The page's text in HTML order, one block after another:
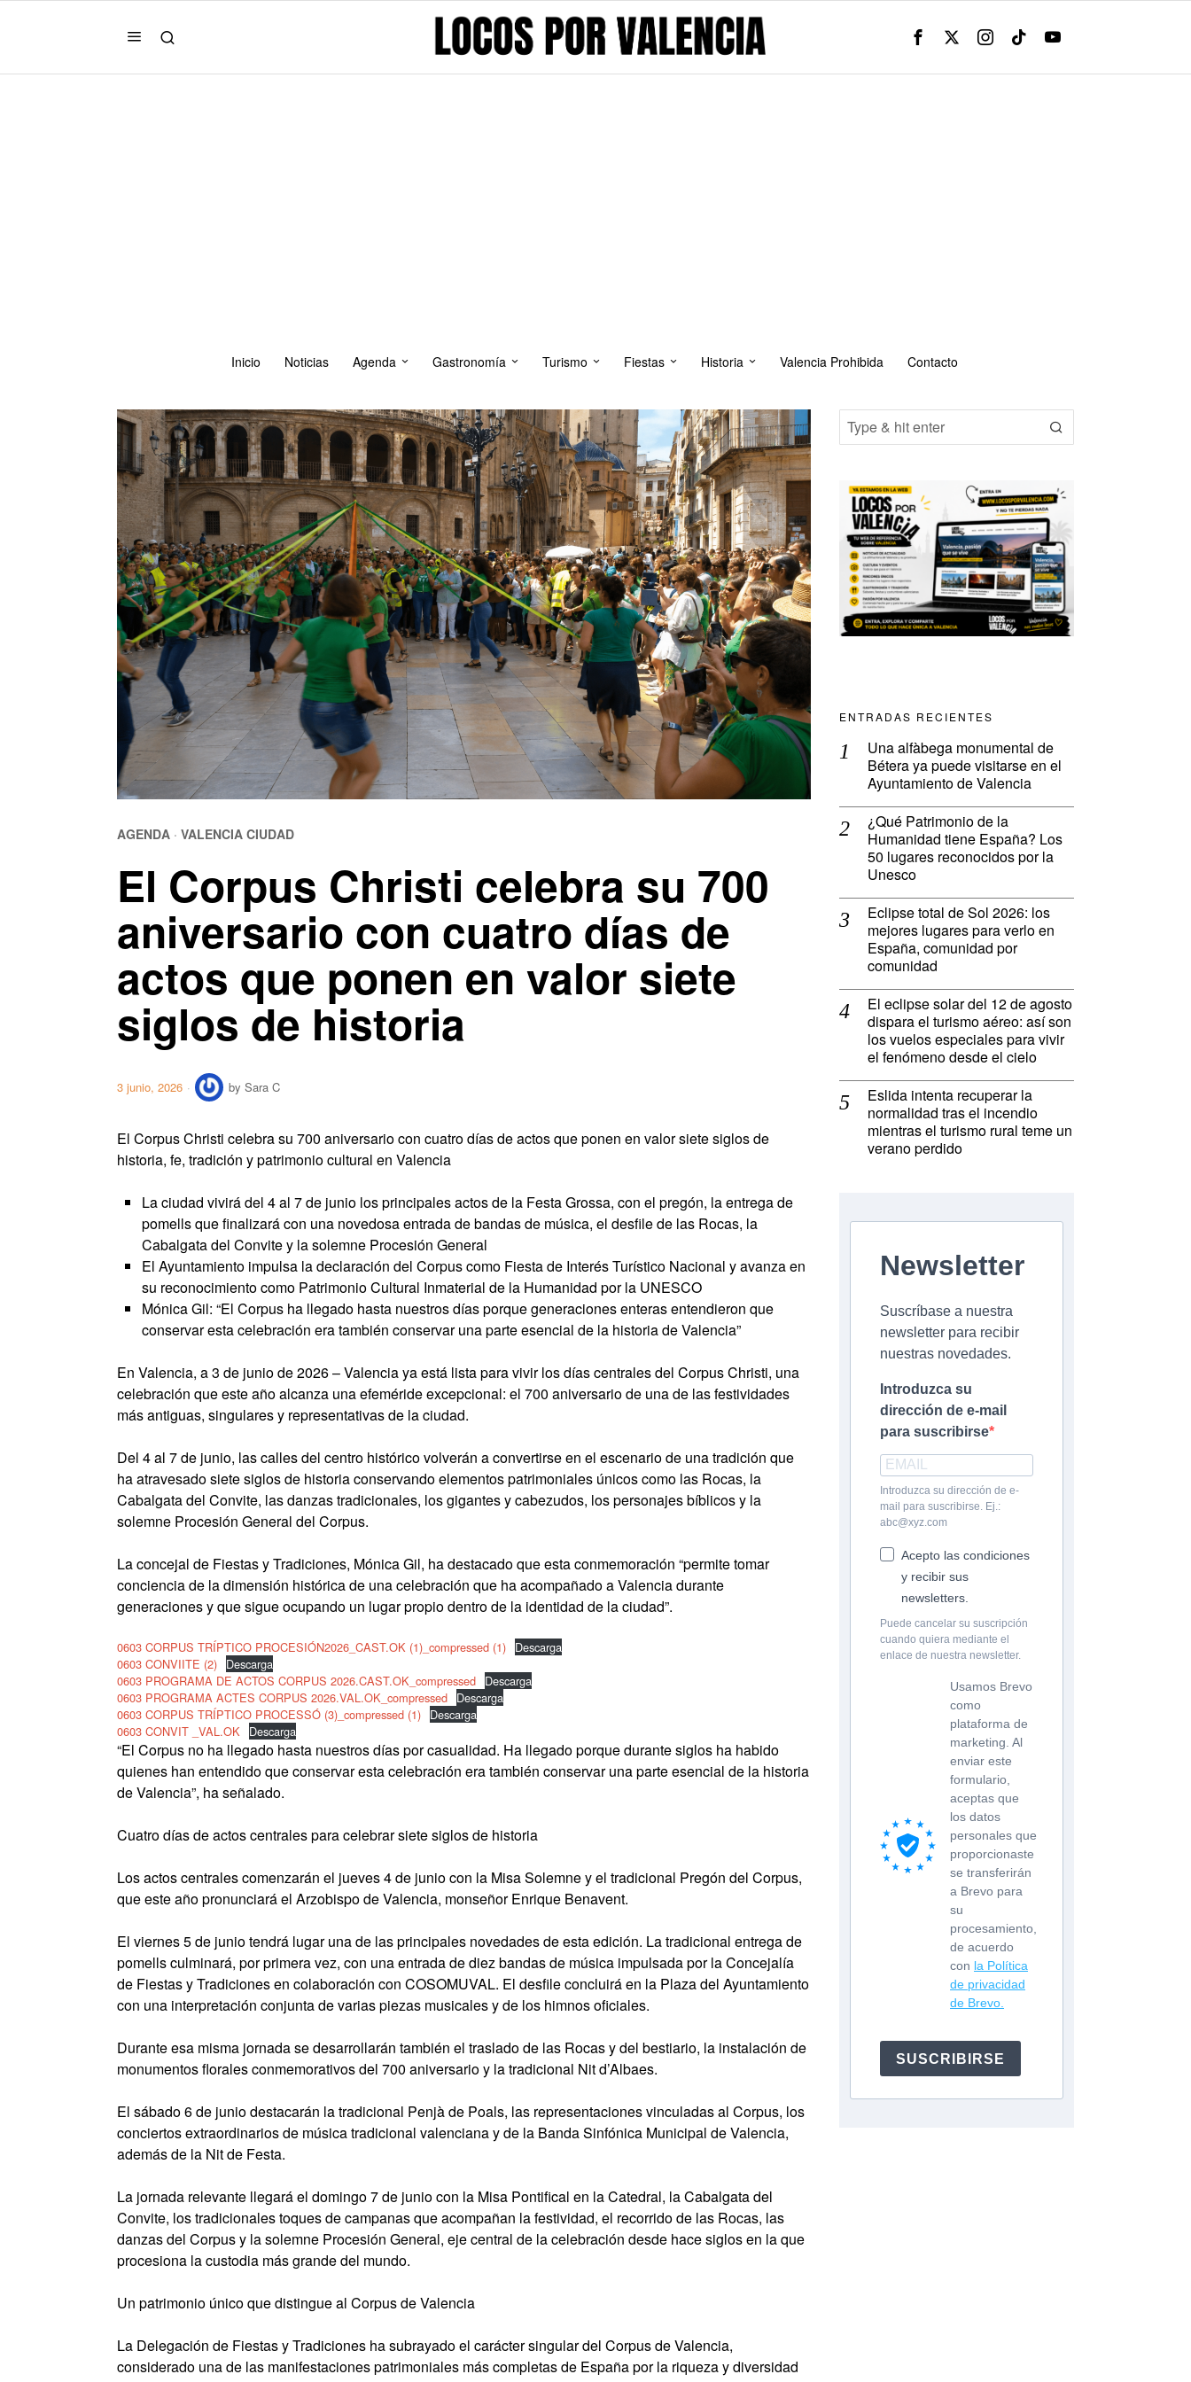
Inicio Noticias Agenda Gastronomía Turismo Fiestas Historia Valencia Prohibida Contacto
AGENDA · VALENCIA CIUDAD
El Corpus Christi celebra su 700
aniversario con cuatro días de
actos que ponen en valor siete
siglos de historia
3 junio, 2026 by Sara C
El Corpus Christi celebra su 700 aniversario con cuatro días de actos que ponen en valor siete siglos de
historia, fe, tradición y patrimonio cultural en Valencia
La ciudad vivirá del 4 al 7 de junio los principales actos de la Festa Grossa, con el pregón, la entrega de
pomells que finalizará con una novedosa entrada de bandas de música, el desfile de las Rocas, la
Cabalgata del Convite y la solemne Procesión General
El Ayuntamiento impulsa la declaración del Corpus como Fiesta de Interés Turístico Nacional y avanza en
su reconocimiento como Patrimonio Cultural Inmaterial de la Humanidad por la UNESCO
Mónica Gil: “El Corpus ha llegado hasta nuestros días porque generaciones enteras entendieron que
conservar esta celebración era también conservar una parte esencial de la historia de Valencia”
En Valencia, a 3 de junio de 2026 – Valencia ya está lista para vivir los días centrales del Corpus Christi, una
celebración que este año alcanza una efeméride excepcional: el 700 aniversario de una de las festividades
más antiguas, singulares y representativas de la ciudad.
Del 4 al 7 de junio, las calles del centro histórico volverán a convertirse en el escenario de una tradición que
ha atravesado siete siglos de historia conservando elementos patrimoniales únicos como las Rocas, la
Cabalgata del Convite, las danzas tradicionales, los gigantes y cabezudos, los personajes bíblicos y la
solemne Procesión General del Corpus.
La concejal de Fiestas y Tradiciones, Mónica Gil, ha destacado que esta conmemoración “permite tomar
conciencia de la dimensión histórica de una celebración que ha acompañado a Valencia durante
generaciones y que sigue ocupando un lugar propio dentro de la identidad de la ciudad”.
0603 CORPUS TRÍPTICO PROCESIÓN2026_CAST.OK (1)_compressed (1) Descarga
0603 CONVIITE (2) Descarga
0603 PROGRAMA DE ACTOS CORPUS 2026.CAST.OK_compressed Descarga
0603 PROGRAMA ACTES CORPUS 2026.VAL.OK_compressed Descarga
0603 CORPUS TRÍPTICO PROCESSÓ (3)_compressed (1) Descarga
0603 CONVIT _VAL.OK Descarga
“El Corpus no ha llegado hasta nuestros días por casualidad. Ha llegado porque durante siglos ha habido
quienes han entendido que conservar esta celebración era también conservar una parte esencial de la historia
de Valencia”, ha señalado.
Cuatro días de actos centrales para celebrar siete siglos de historia
Los actos centrales comenzarán el jueves 4 de junio con la Misa Solemne y el tradicional Pregón del Corpus,
que este año pronunciará el Arzobispo de Valencia, monseñor Enrique Benavent.
El viernes 5 de junio tendrá lugar una de las principales novedades de esta edición. La tradicional entrega de
pomells culminará, por primera vez, con una entrada de diez bandas de música impulsada por la Concejalía
de Fiestas y Tradiciones en colaboración con COSOMUVAL. El desfile concluirá en la Plaza del Ayuntamiento
con una interpretación conjunta de varias piezas musicales y de los himnos oficiales.
Durante esa misma jornada se desarrollarán también el traslado de las Rocas y del bestiario, la instalación de
monumentos florales conmemorativos del 700 aniversario y la tradicional Nit d’Albaes.
El sábado 6 de junio destacarán la tradicional Penjà de Poals, las representaciones vinculadas al Corpus, los
conciertos extraordinarios de música tradicional valenciana y de la Banda Sinfónica Municipal de Valencia,
además de la Nit de Festa.
La jornada relevante llegará el domingo 7 de junio con la Misa Pontifical en la Catedral, la Cabalgata del
Convite, los tradicionales toques de campanas que acompañan la festividad, el recorrido de las Rocas, las
danzas del Corpus y la solemne Procesión General, eje central de la celebración desde hace siglos en la que
procesiona la custodia más grande del mundo.
Un patrimonio único que distingue al Corpus de Valencia
La Delegación de Fiestas y Tradiciones ha subrayado el carácter singular del Corpus de Valencia,
considerado una de las manifestaciones patrimoniales más completas de España por la riqueza y diversidad
ENTRADAS RECIENTES
Una alfàbega monumental de
Bétera ya puede visitarse en el
Ayuntamiento de Valencia
¿Qué Patrimonio de la
Humanidad tiene España? Los
50 lugares reconocidos por la
Unesco
Eclipse total de Sol 2026: los
mejores lugares para verlo en
España, comunidad por
comunidad
El eclipse solar del 12 de agosto
dispara el turismo aéreo: así son
los vuelos especiales para vivir
el fenómeno desde el cielo
Eslida intenta recuperar la
normalidad tras el incendio
mientras el turismo rural teme un
verano perdido
Newsletter
Suscríbase a nuestra
newsletter para recibir
nuestras novedades.
Introduzca su
dirección de e-mail
para suscribirse
Introduzca su dirección de e-
mail para suscribirse. Ej.:
abc@xyz.com
Acepto las condiciones
y recibir sus
newsletters.
Puede cancelar su suscripción
cuando quiera mediante el
enlace de nuestra newsletter.
Usamos Brevo
como
plataforma de
marketing. Al
enviar este
formulario,
aceptas que
los datos
personales que
proporcionaste
se transferirán
a Brevo para
su
procesamiento,
de acuerdo
con la Política
de privacidad
de Brevo.
SUSCRIBIRSE